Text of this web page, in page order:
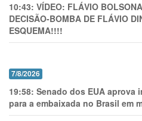
10:43: VÍDEO: FLÁVIO
DECISÃO-BOMBA DE FLÁVIO
ESQUEMA!!!!
7/8/2026
19:58: Senado dos EUA aprova
para a embaixada no Brasil em